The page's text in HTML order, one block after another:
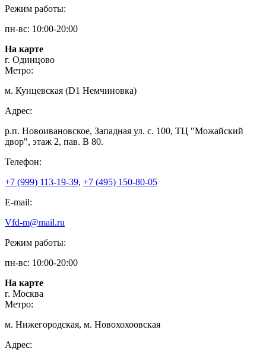
Режим работы:
пн-вс: 10:00-20:00
На карте
г. Одинцово
Метро:
м. Кунцевская (D1 Немчиновка)
Адрес:
р.п. Новоивановское, Западная ул. с. 100, ТЦ "Можайский
двор", этаж 2, пав. В 80.
Телефон:
+7 (999) 113-19-39, +7 (495) 150-80-05
E-mail:
Vfd-m@mail.ru
Режим работы:
пн-вс: 10:00-20:00
На карте
г. Москва
Метро:
м. Нижегородская, м. Новохохоовская
Адрес: